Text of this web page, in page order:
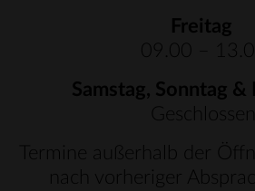
Freitag
09.00 –
Samstag, Sonntag &
Geschlossen
Termine außerhalb der
nach vorheriger